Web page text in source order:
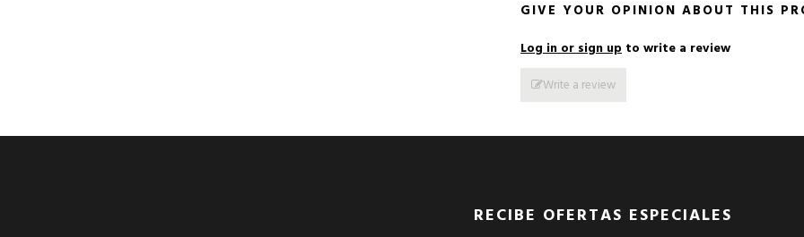
GIVE YOUR OPINION ABOUT THIS
Log in or sign up to write a review
Write a review
RECIBE OFERTAS ESPECIALES